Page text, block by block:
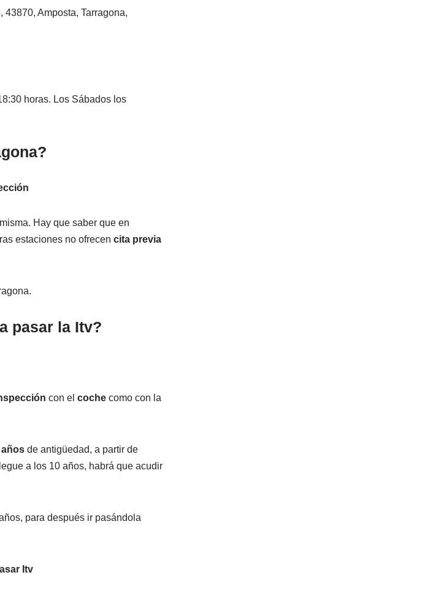
43870, Amposta, Tarragona,
horas. Los Sábados los
Hay que saber que en
estaciones no ofrecen cita previa
pasar la Itv?
con el coche como con la
años de antigüedad, a partir de
a los 10 años, habrá que acudir
para después ir pasándola
Itv